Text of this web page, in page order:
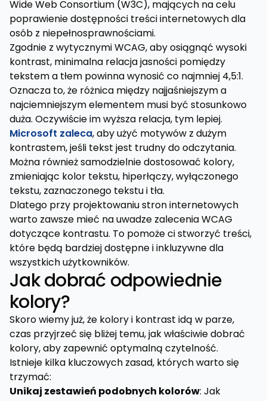
Wide Web Consortium (W3C), mających na celu
poprawienie dostępności treści internetowych dla
osób z niepełnosprawnościami.
Zgodnie z wytycznymi WCAG, aby osiągnąć wysoki
kontrast, minimalna relacja jasności pomiędzy
tekstem a tłem powinna wynosić co najmniej 4,5:1.
Oznacza to, że różnica między najjaśniejszym a
najciemniejszym elementem musi być stosunkowo
duża. Oczywiście im wyższa relacja, tym lepiej.
Microsoft zaleca, aby użyć motywów z dużym
kontrastem, jeśli tekst jest trudny do odczytania.
Można również samodzielnie dostosować kolory,
zmieniając kolor tekstu, hiperłączy, wyłączonego
tekstu, zaznaczonego tekstu i tła.
Dlatego przy projektowaniu stron internetowych
warto zawsze mieć na uwadze zalecenia WCAG
dotyczące kontrastu. To pomoże ci stworzyć treści,
które będą bardziej dostępne i inkluzywne dla
wszystkich użytkowników.
Jak dobrać odpowiednie
kolory?
Skoro wiemy już, że kolory i kontrast idą w parze,
czas przyjrzeć się bliżej temu, jak właściwie dobrać
kolory, aby zapewnić optymalną czytelność.
Istnieje kilka kluczowych zasad, których warto się
trzymać:
Unikaj zestawień podobnych kolorów: Jak